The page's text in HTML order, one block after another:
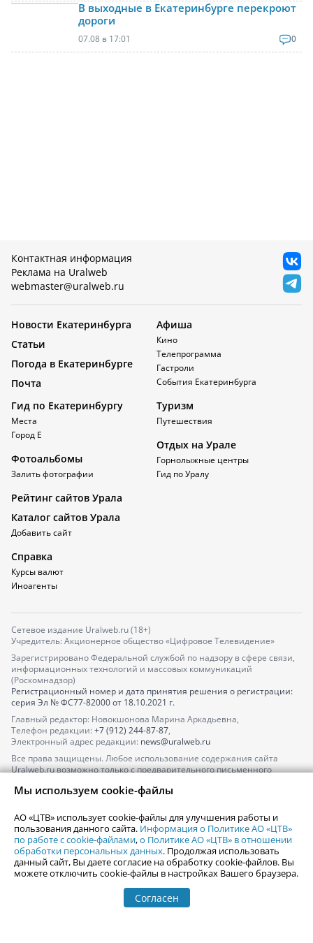
В выходные в Екатеринбурге перекроют
дороги
07.08 в 17:01 0
Контактная информация
Реклама на Uralweb
webmaster@uralweb.ru
Новости Екатеринбурга
Статьи
Погода в Екатеринбурге
Почта
Афиша
Кино
Телепрограмма
Гастроли
События Екатеринбурга
Гид по Екатеринбургу
Места
Город Е
Фотоальбомы
Залить фотографии
Туризм
Путешествия
Отдых на Урале
Горнолыжные центры
Гид по Уралу
Рейтинг сайтов Урала
Каталог сайтов Урала
Добавить сайт
Справка
Курсы валют
Иноагенты
Сетевое издание Uralweb.ru (18+)
Учредитель: Акционерное общество «Цифровое Телевидение»
Зарегистрировано Федеральной службой по надзору в сфере связи,
информационных технологий и массовых коммуникаций
(Роскомнадзор)
Регистрационный номер и дата принятия решения о регистрации:
серия Эл № ФС77-82000от 18.10.2021 г.
Главный редактор: Новокшонова Марина Аркадьевна,
Телефон редакции: +7 (912) 244-87-87,
Электронный адрес редакции: news@uralweb.ru
Все права защищены. Любое использование содержания сайта
Uralweb.ru возможно только с предварительного письменного
По вопросам размещения рекламы обращайтесь по тел.
По вопросам размещения информации в разделе «Афиша»
afisha@uralweb.ru
Пользовательское соглашение на использование сайта
Политика АО «ЦТВ» в отношении обработки персональных данных
Мы используем cookie-файлы
АО «ЦТВ» использует cookie-файлы для улучшения работы и
пользования данного сайта. Информация о Политике АО «ЦТВ»
по работе с cookie-файлами,о Политике АО «ЦТВ» в отношении
обработки персональных данных. Продолжая использовать
данный сайт, Вы даете согласие на обработку cookie-файлов. Вы
можете отключить cookie-файлы в настройках Вашего браузера.
Согласен